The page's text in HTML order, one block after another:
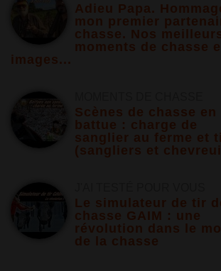
Adieu Papa.
mon premier
chasse. Nos
moments de chasse
images...
Scènes de chasse en
battue : charge de
sanglier au ferme et
(sangliers et
Le simulateur de tir
chasse GAIM : une
révolution dans le
de la chasse